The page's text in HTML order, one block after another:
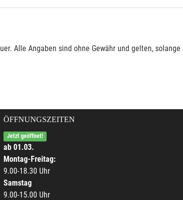
Alle Angaben sind ohne Gewähr und gelten,
ÖFFNUNGSZEITEN
Jetzt geöffnet!
ab 01.03.
Montag-Freitag:
9.00-18.30 Uhr
Samstag
9.00-15.00 Uhr